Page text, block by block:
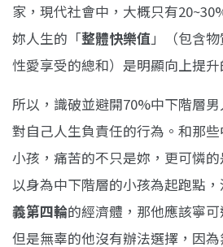
家，現代社會中，大概只有
妳人生的「整體快樂值 」（包含
性愛享受的總和）是明顯向上提升
所以，識破並避開70%中下階層
對自己人生負責任的行為。和那
小孩，痛苦的不只是妳，更可憐
以身為中下階層的小孩為起跑點
義第四輪的經濟體，那他應該寧
但是無辜的他沒有辦法選擇，因